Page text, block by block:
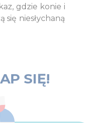
gdzie konie i
się niesłychaną
SIĘ!